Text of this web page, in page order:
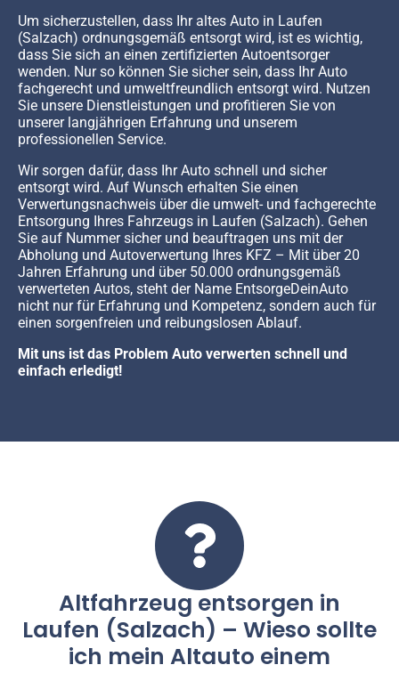
Um sicherzustellen, dass Ihr altes Auto in Laufen
(Salzach) ordnungsgemäß entsorgt wird, ist es wichtig,
dass Sie sich an einen zertifizierten Autoentsorger
wenden. Nur so können Sie sicher sein, dass Ihr Auto
fachgerecht und umweltfreundlich entsorgt wird. Nutzen
Sie unsere Dienstleistungen und profitieren Sie von
unserer langjährigen Erfahrung und unserem
professionellen Service.
Wir sorgen dafür, dass Ihr Auto schnell und sicher
entsorgt wird. Auf Wunsch erhalten Sie einen
Verwertungsnachweis über die umwelt- und fachgerechte
Entsorgung Ihres Fahrzeugs in Laufen (Salzach). Gehen
Sie auf Nummer sicher und beauftragen uns mit der
Abholung und Autoverwertung Ihres KFZ – Mit über 20
Jahren Erfahrung und über 50.000 ordnungsgemäß
verwerteten Autos, steht der Name EntsorgeDeinAuto
nicht nur für Erfahrung und Kompetenz, sondern auch für
einen sorgenfreien und reibungslosen Ablauf.
Mit uns ist das Problem Auto verwerten schnell und
einfach erledigt!
Altfahrzeug entsorgen in
Laufen (Salzach) – Wieso sollte
ich mein Altauto einem